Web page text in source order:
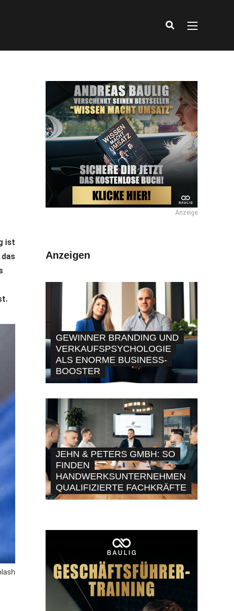
ist
Anzeige
Anzeigen
GEWINNER BRANDING UND
VERKAUFSPSYCHOLOGIE
ALS ENORME BUSINESS-
BOOSTER
JEHN & PETERS GMBH: SO
FINDEN
HANDWERKSUNTERNEHMEN
QUALIFIZIERTE FACHKRÄFTE